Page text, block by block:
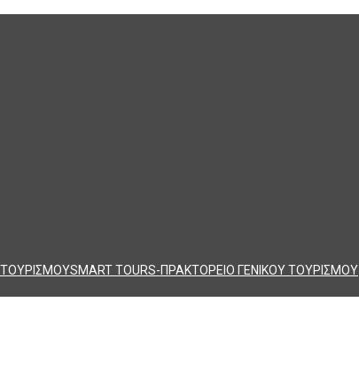
SMART TOURS-ΠΡΑΚΤΟΡΕΙΟ ΓΕΝΙΚΟΥ ΤΟΥΡΙΣΜΟΥ